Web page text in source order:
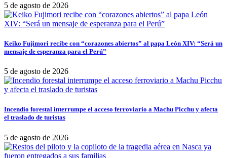
5 de agosto de 2026
Keiko Fujimori recibe con “corazones abiertos” al papa León XIV: “Será un
mensaje de esperanza para el Perú”
5 de agosto de 2026
Incendio forestal interrumpe el acceso ferroviario a Machu Picchu y afecta
el traslado de turistas
5 de agosto de 2026